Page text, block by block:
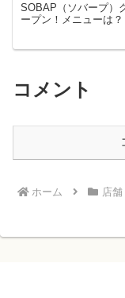
SOBAP（ソバープ）
ープン！メニューは？
コメント
ホーム 店舗